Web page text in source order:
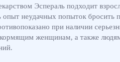
Эспераль подходит
опыт неудачных попыток бросить
при наличии
женщинам, а также людям